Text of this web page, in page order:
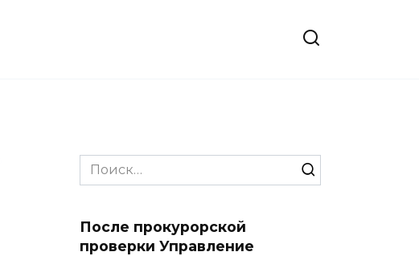
Search
for:
После прокурорской
проверки Управление